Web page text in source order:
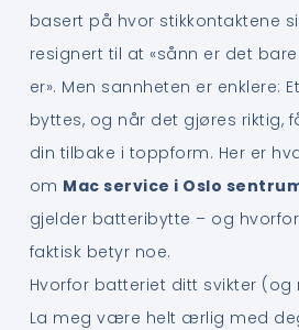
basert på hvor stikkontaktene
resignert til at «sånn er det
er». Men sannheten er enklere:
byttes, og når det gjøres riktig,
din tilbake i toppform. Her er
om Mac service i Oslo
gjelder batteribytte – og
faktisk betyr noe.
Hvorfor batteriet ditt svikter
La meg være helt ærlig med